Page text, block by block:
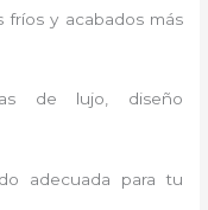
fríos y acabados más
de lujo, diseño
adecuada para tu